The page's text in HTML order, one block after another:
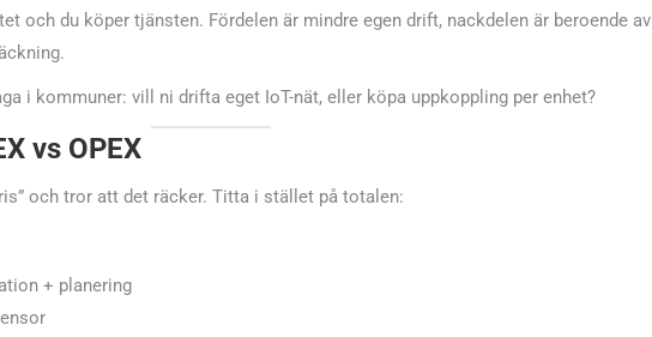
och du köper tjänsten. Fördelen är mindre egen drift, nackdelen är beroende av
i kommuner: vill ni drifta eget IoT-nät, eller köpa uppkoppling per enhet?
vs OPEX
och tror att det räcker. Titta i stället på totalen:
+ planering